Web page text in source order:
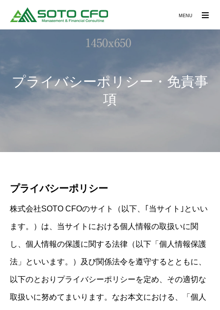
プライバシーポリシー・免責事
項
プライバシーポリシー
株式会社SOTO CFOのサイト（以下、｢当サイト｣といい
ます。）は、当サイトにおける個人情報の取扱いに関
し、個人情報の保護に関する法律（以下「個人情報保護
法」といいます。）及び関係法令を遵守するとともに、
以下のとおりプライバシーポリシーを定め、その適切な
取扱いに努めてまいります。なお本文における、「個人
MENU